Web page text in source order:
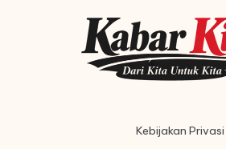
Kebijakan Privasi